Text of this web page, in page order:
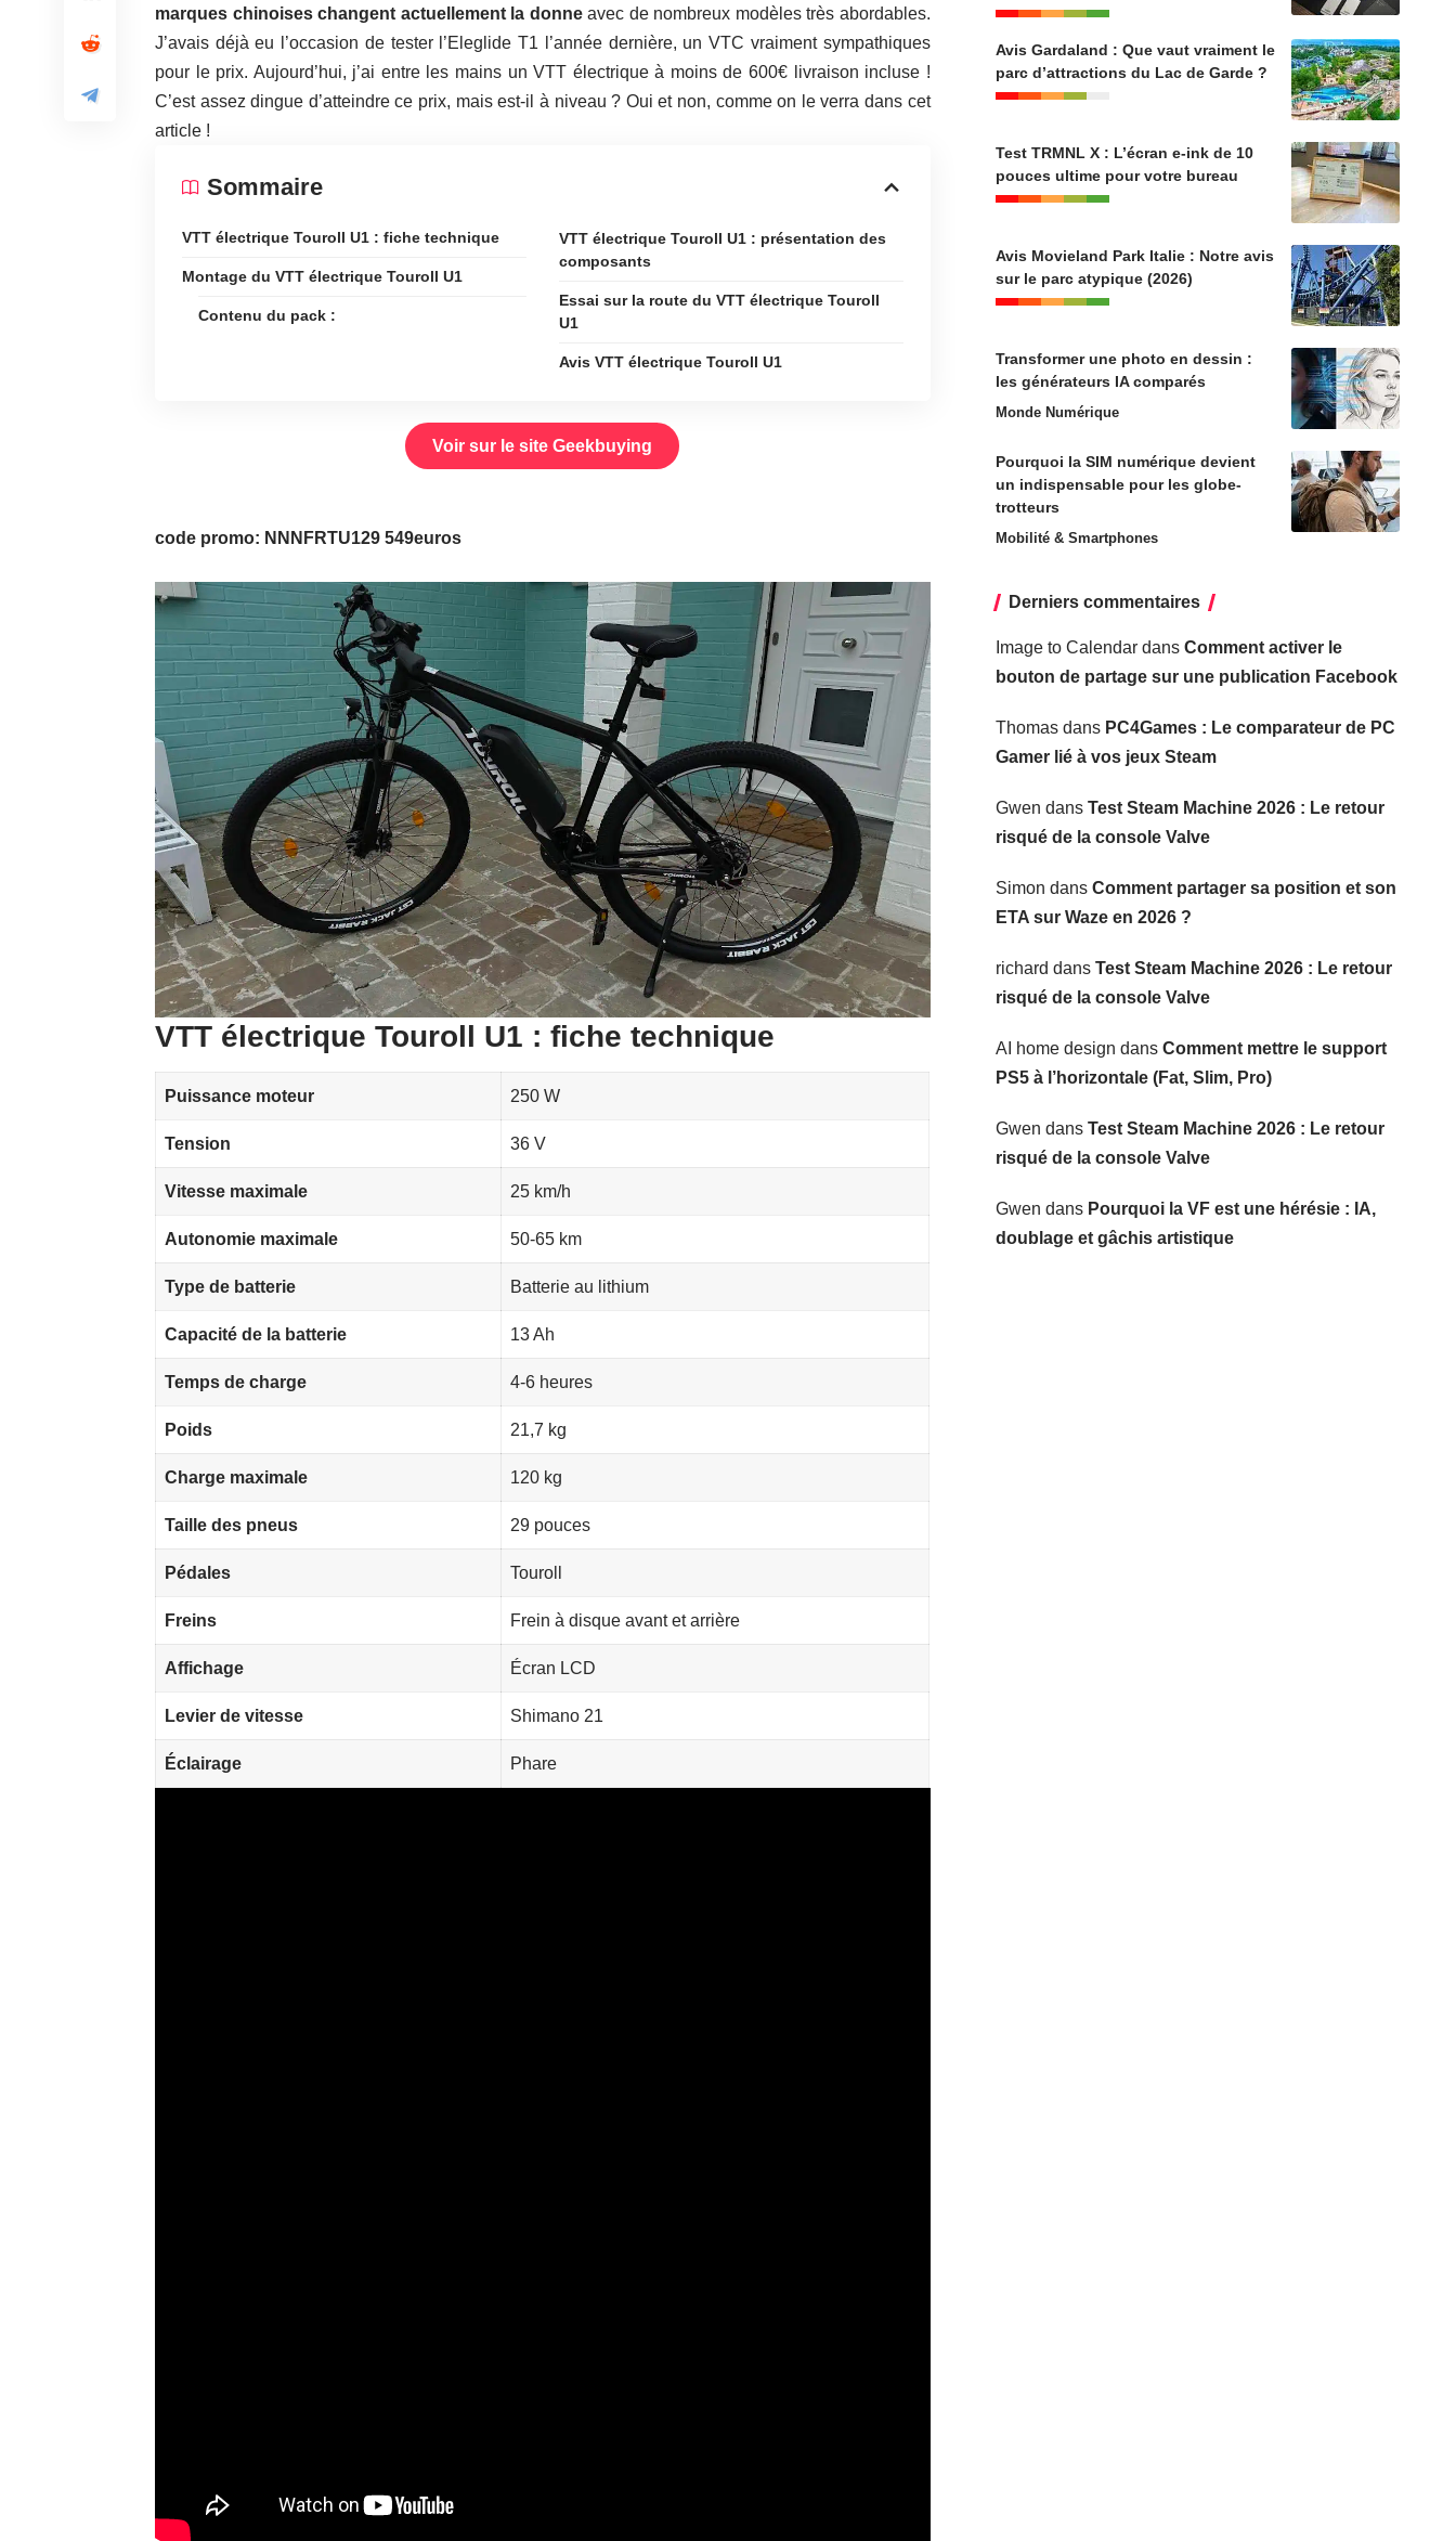
marques chinoises changent actuellement la donneavec de nombreux modèles très abordables.
J’avais déjà eu l’occasion de tester l’Eleglide T1 l’année dernière, un VTC vraiment sympathiques
pour le prix. Aujourd’hui, j’ai entre les mains un VTT électrique à moins de 600€ livraison incluse !
C’est assez dingue d’atteindre ce prix, mais est-il à niveau ? Oui et non, comme on le verra dans cet
article !
Sommaire
VTT électrique Touroll U1 : fiche technique
Montage du VTT électrique Touroll U1
Contenu du pack :
VTT électrique Touroll U1 : présentation des
composants
Essai sur la route du VTT électrique Touroll
U1
Avis VTT électrique Touroll U1
Voir sur le site Geekbuying
code promo: NNNFRTU129 549euros
VTT électrique Touroll U1 : fiche technique
Puissance moteur 250 W
Tension 36 V
Vitesse maximale 25 km/h
Autonomie maximale 50-65 km
Type de batterie Batterie au lithium
Capacité de la batterie 13 Ah
Temps de charge 4-6 heures
Poids 21,7 kg
Charge maximale 120 kg
Taille des pneus 29 pouces
Pédales Touroll
Freins Frein à disque avant et arrière
Affichage Écran LCD
Levier de vitesse Shimano 21
Éclairage Phare
Avis Gardaland : Que vaut vraiment le
parc d’attractions du Lac de Garde ?
Test TRMNL X : L’écran e-ink de 10
pouces ultime pour votre bureau
Avis Movieland Park Italie : Notre avis
sur le parc atypique (2026)
Transformer une photo en dessin :
les générateurs IA comparés
Monde Numérique
Pourquoi la SIM numérique devient
un indispensable pour les globe-
trotteurs
Mobilité & Smartphones
Derniers commentaires
Image to Calendardans Comment activer le
bouton de partage sur une publication Facebook
Thomasdans PC4Games : Le comparateur de PC
Gamer lié à vos jeux Steam
Gwen dans Test Steam Machine 2026 : Le retour
risqué de la console Valve
Simon dans Comment partager sa position et son
ETA sur Waze en 2026 ?
richard dans Test Steam Machine 2026 : Le retour
risqué de la console Valve
AI home design dans Comment mettre le support
PS5 à l’horizontale (Fat, Slim, Pro)
Gwen dans Test Steam Machine 2026 : Le retour
risqué de la console Valve
Gwen dans Pourquoi la VF est une hérésie : IA,
doublage et gâchis artistique